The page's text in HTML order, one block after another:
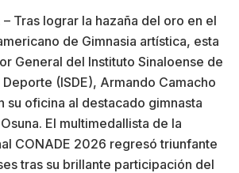
– Tras lograr la hazaña del oro en el
de Gimnasia artística, esta
General del Instituto Sinaloense de
(ISDE), Armando Camacho
su oficina al destacado gimnasta
El multimedallista de la
CONADE 2026 regresó triunfante
tras su brillante participación del